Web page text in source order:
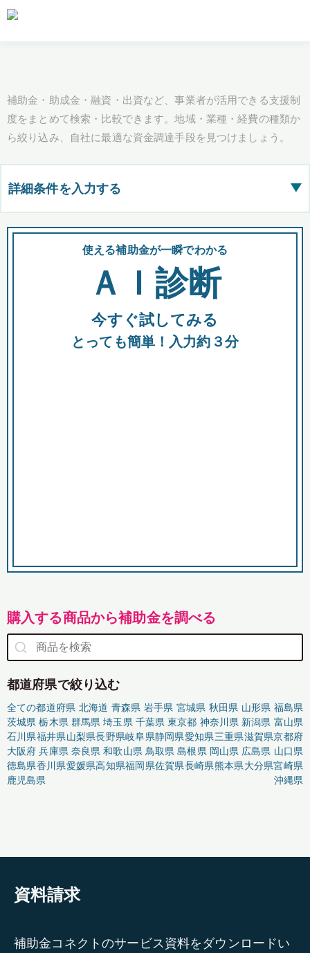
補助金・助成金・融資・出資など、事業者が活用できる支援制
度をまとめて検索・比較できます。地域・業種・経費の種類か
ら絞り込み、自社に最適な資金調達手段を見つけましょう。
詳細条件を入力する ▶
都道府県
全国の検索結果を含めて表示
助成金 融資 出資
使える補助金が一瞬でわかる
ＡＩ診断
今すぐ試してみる
とっても簡単！入力約３分
購入する商品から補助金を調べる
都道府県で絞り込む
全ての都道府県 北海道 青森県 岩手県 宮城県 秋田県 山形県 福島県
茨城県 栃木県 群馬県 埼玉県 千葉県 東京都 神奈川県 新潟県 富山県
石川県福井県山梨県長野県岐阜県静岡県愛知県三重県滋賀県京都府
大阪府 兵庫県 奈良県 和歌山県 鳥取県 島根県 岡山県 広島県 山口県
徳島県香川県愛媛県高知県福岡県佐賀県長崎県熊本県大分県宮崎県
鹿児島県
沖縄県
資料請求
補助金コネクトのサービス資料をダウンロードい